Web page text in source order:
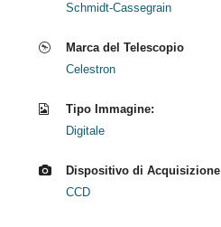
Schmidt-Cassegrain
Marca del Telescopio
Celestron
Tipo Immagine:
Digitale
Dispositivo di Acquisizione
CCD